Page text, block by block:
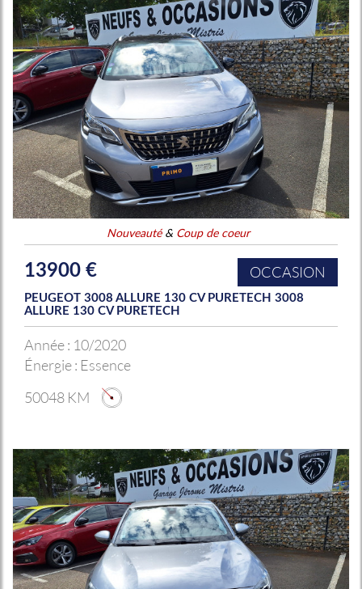
Nouveauté& Coup de coeur
13900 € OCCASION
PEUGEOT 3008 ALLURE 130 CV PURETECH 3008
ALLURE 130 CV PURETECH
Année : 10/2020
Énergie : Essence
50048 KM